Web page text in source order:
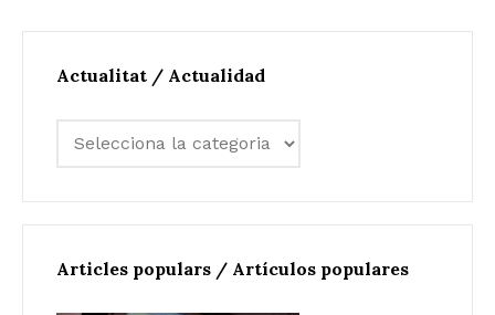
Actualitat / Actualidad
Articles populars / Artículos populares